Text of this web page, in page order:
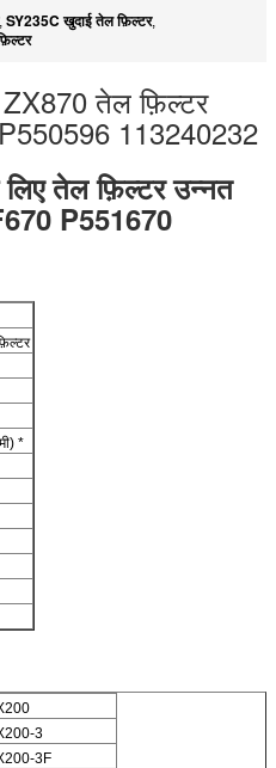
, SY235C खुदाई तेल फ़िल्टर,
तेल फ़िल्टर
113240232
तेल फ़िल्टर उन्नत
P551670
*
3
3F